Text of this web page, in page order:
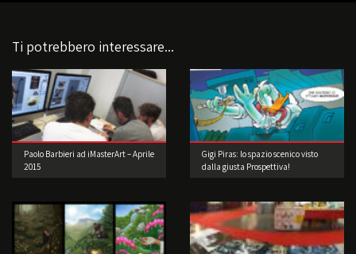
Ti potrebbero interessare...
Paolo Barbieri ad iMasterArt – Aprile
2015
Gigi Piras: lo spazio scenico visto
dalla giusta Prospettiva!